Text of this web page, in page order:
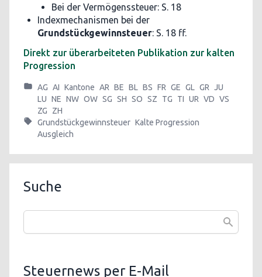
Bei der Vermögenssteuer: S. 18
Indexmechanismen bei der
Grundstückgewinnsteuer: S. 18 ff.
Direkt zur überarbeiteten Publikation zur kalten
Progression
AG AI Kantone AR BE BL BS FR GE GL GR JU
LU NE NW OW SG SH SO SZ TG TI UR VD VS
ZG
ZH
Grundstückgewinnsteuer Kalte Progression
Ausgleich
Suche
Steuernews per E-Mail